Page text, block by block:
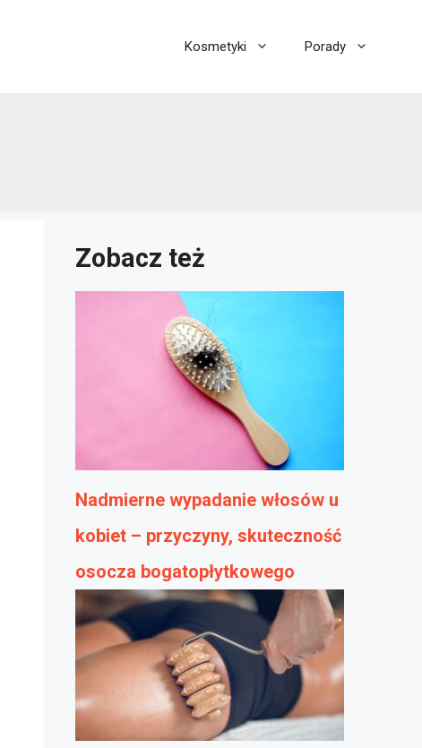
Kosmetyki Porady
Zobacz też
Nadmierne wypadanie włosów u
kobiet – przyczyny, skuteczność
osocza bogatopłytkowego